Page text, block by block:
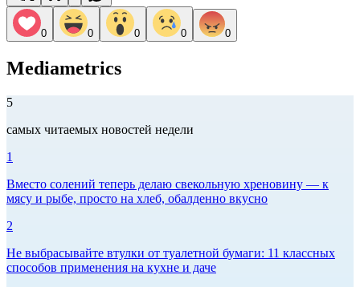
0 0 0 0 0
Mediametrics
5
самых читаемых новостей недели
1
Вместо солений теперь делаю свекольную хреновину — к
мясу и рыбе, просто на хлеб, обалденно вкусно
2
Не выбрасывайте втулки от туалетной бумаги: 11 классных
способов применения на кухне и даче